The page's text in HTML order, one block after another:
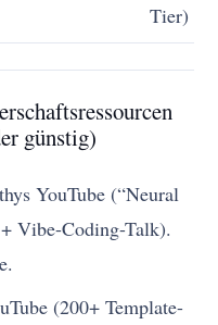
Tier)
günstig)
YouTube (“Neural
Vibe-Coding-Talk).
(200+ Template-